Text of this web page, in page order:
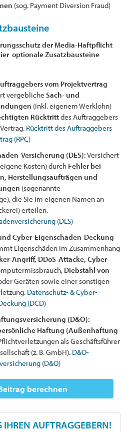
(sog. Payment Diversion Fraud)
der Media-Haftpflicht
optionale Zusatzbausteine
vom Projektvertrag
vergeblicheSach- und
(inkl. eigenem Werklohn)
Rücktrittdes Auftraggebers
Rücktritt des Auftraggebers
(RPC)
Versicherung (DES):Versichert
Kosten) durch Fehler bei
Herstellungsaufträgen und
(sogenannte
die Sie im eigenen Namen an
erteilen.
(DES)
Cyber-Eigenschaden-Deckung
Eigenschäden im Zusammenhang
Angriff, DDoS-Attacke, Cyber-
Diebstahl von
Geräten sowie einer sonstigen
Datenschutz- & Cyber-
(DCD)
(D&O):
Haftung (Außenhaftung
als Geschäftsführer
(z. B. GmbH). D&O-
(D&O)
berechnen
IHREN AUFTRAGGEBERN!